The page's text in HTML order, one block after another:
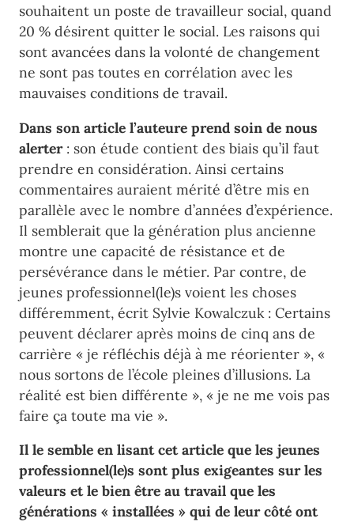
souhaitent un poste de travailleur social, quand
20 % désirent quitter le social. Les raisons qui
sont avancées dans la volonté de changement
ne sont pas toutes en corrélation avec les
mauvaises conditions de travail.
Dans son article l’auteure prend soin de nous
alerter: son étude contient des biais qu’il faut
prendre en considération. Ainsi certains
commentaires auraient mérité d’être mis en
parallèle avec le nombre d’années d’expérience.
Il semblerait que la génération plus ancienne
montre une capacité de résistance et de
persévérance dans le métier. Par contre, de
jeunes professionnel(le)s voient les choses
différemment, écrit Sylvie Kowalczuk : Certains
peuvent déclarer après moins de cinq ans de
carrière « je réfléchis déjà à me réorienter », «
nous sortons de l’école pleines d’illusions. La
réalité est bien différente », « je ne me vois pas
faire ça toute ma vie ».
Il le semble en lisant cet article que les jeunes
professionnel(le)s sont plus exigeantes sur les
valeurs et le bien être au travail que les
générations « installées » qui de leur côté ont